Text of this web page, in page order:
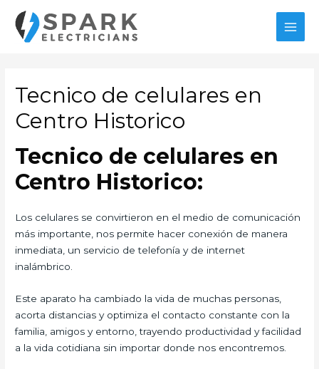
contenido
Tecnico de celulares en
Centro Historico
Tecnico de celulares en
Centro Historico:
Los celulares se convirtieron en el medio de comunicación
más importante, nos permite hacer conexión de manera
inmediata, un servicio de telefonía y de internet
inalámbrico.
Este aparato ha cambiado la vida de muchas personas,
acorta distancias y optimiza el contacto constante con la
familia, amigos y entorno, trayendo productividad y facilidad
a la vida cotidiana sin importar donde nos encontremos.